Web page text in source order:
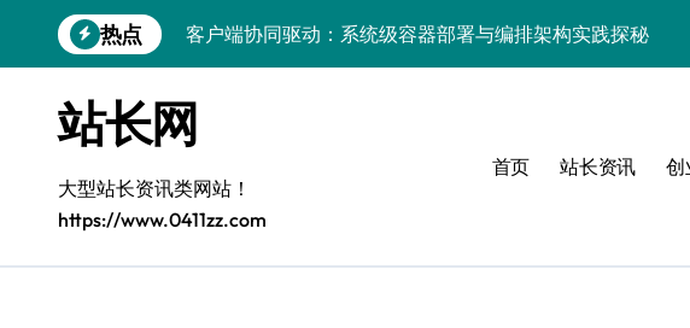
到
热点
客户端协同驱动：系统级容器部署与编排架构实践探秘
容器技术领航，编排策略赋能：打造服务器高效运维新生态
容器部署与编排优化：赋能高效运维
容器部署与编排：重塑服务器管理新范式
破局之道：大模型平台安全运营实战
站长网
大型站长资讯类网站！
https://www.0411zz.com
首页 站长资讯 创